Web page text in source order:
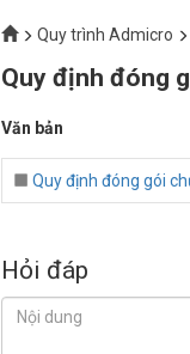
Quy trình Admicro
Quy định đóng
Văn bản
Quy định đóng gói
Hỏi đáp